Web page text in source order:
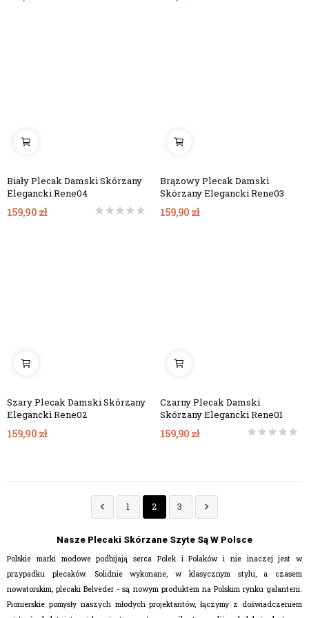
Biały Plecak Damski Skórzany
Elegancki Rene04
159,90 zł
Brązowy Plecak Damski
Skórzany Elegancki Rene03
159,90 zł
Szary Plecak Damski Skórzany
Elegancki Rene02
159,90 zł
Czarny Plecak Damski
Skórzany Elegancki Rene01
159,90 zł
 1 2 3 
Nasze Plecaki Skórzane Szyte Są W Polsce
Polskie marki modowe podbijają serca Polek i Polaków i nie inaczej jest w
przypadku plecaków. Solidnie wykonane, w klasycznym stylu, a czasem
nowatorskim, plecaki Belveder - są nowym produktem na Polskim rynku galanterii.
Pionierskie pomysły naszych młodych projektantów, łączymy z doświadczeniem